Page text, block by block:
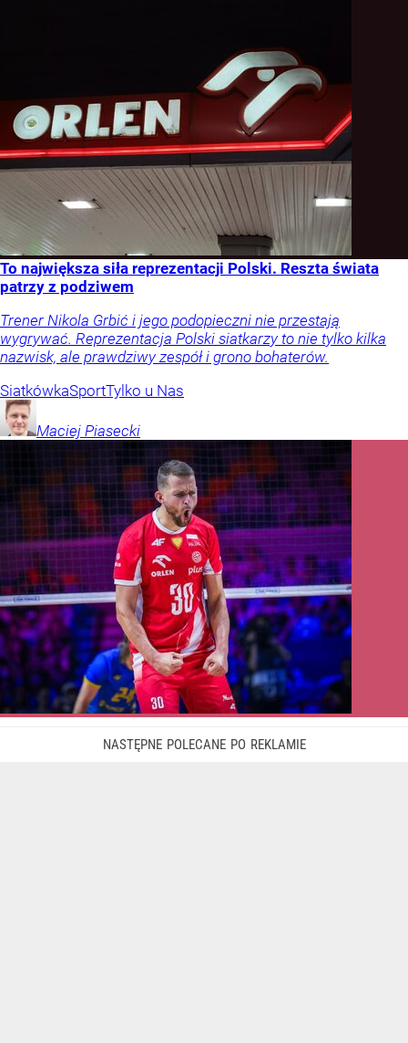
To największa siła reprezentacji Polski. Reszta świata
patrzy z podziwem
Trener Nikola Grbić i jego podopieczni nie przestają
wygrywać. Reprezentacja Polski siatkarzy to nie tylko kilka
nazwisk, ale prawdziwy zespół i grono bohaterów.
SiatkówkaSportTylko u Nas
Maciej Piasecki